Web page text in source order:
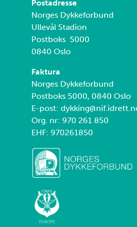
Postadresse
Norges Dykkeforbund
Ullevål Stadion
Postboks 5000
0840 Oslo
Faktura
Norges Dykkeforbund
Postboks 5000, 0840 Oslo
E-post:
Org. nr: 970 261 850
EHF: 970261850